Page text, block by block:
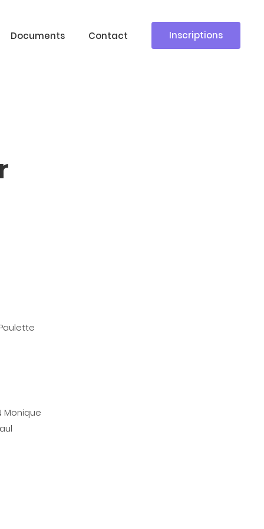
Documents Contact Inscriptions
Monique